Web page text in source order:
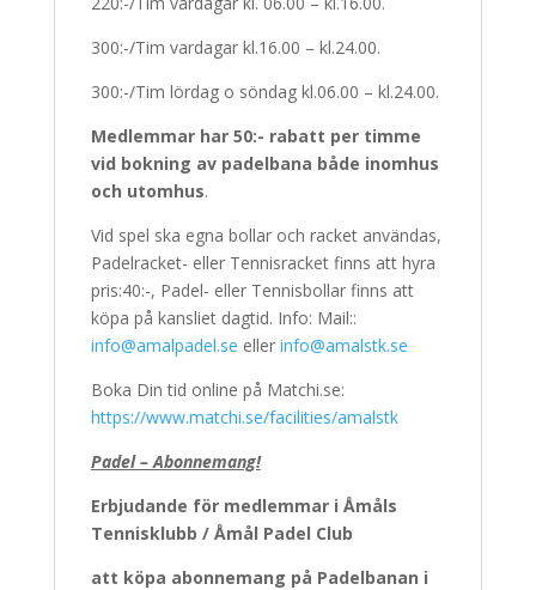
300:-/Tim vardagar kl.16.00 – kl.24.00.
300:-/Tim lördag o söndag kl.06.00 – kl.24.00.
Medlemmar har 50:- rabatt per timme
vid bokning av padelbana både inomhus
och utomhus.
Vid spel ska egna bollar och racket användas,
Padelracket- eller Tennisracket finns att hyra
pris:40:-, Padel- eller Tennisbollar finns att
köpa på kansliet dagtid. Info: Mail::
info@amalpadel.se eller info@amalstk.se
Boka Din tid online på Matchi.se:
https://www.matchi.se/facilities/amalstk
Padel – Abonnemang!
Erbjudande för medlemmar i Åmåls
Tennisklubb / Åmål Padel Club
att köpa abonnemang på Padelbanan i